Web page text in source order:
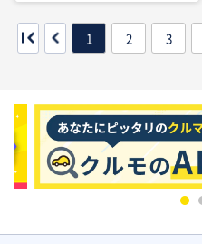
1 2 3